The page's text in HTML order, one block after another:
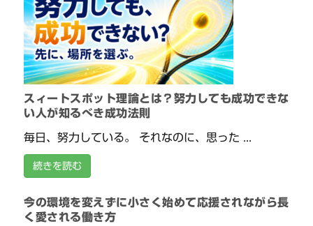
スィートスポット理論とは？努力しても成功できな
い人が知るべき成功法則
毎日、努力している。 それなのに、思った ...
続きを読む
今の環境を変えずに小さく始めて応援されながら長
く愛される働き方